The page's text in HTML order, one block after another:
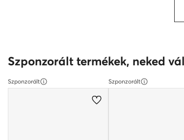
Szponzorált termékek, neked
Szponzorált Szponzorált